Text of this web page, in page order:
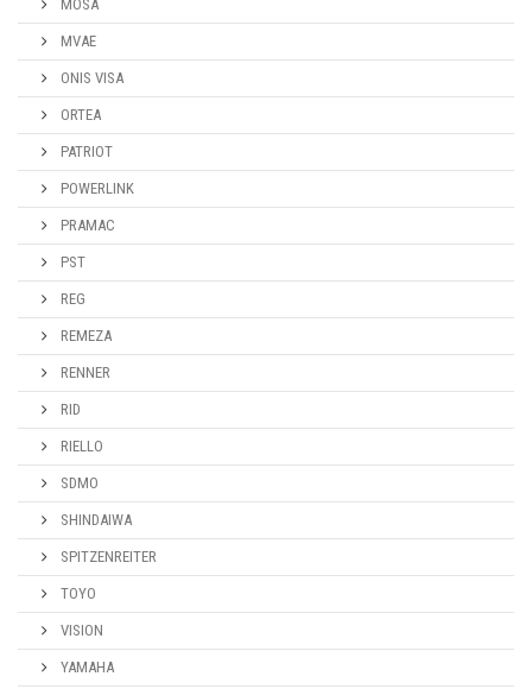
MOSA
MVAE
ONIS VISA
ORTEA
PATRIOT
POWERLINK
PRAMAC
PST
REG
REMEZA
RENNER
RID
RIELLO
SDMO
SHINDAIWA
SPITZENREITER
TOYO
VISION
YAMAHA